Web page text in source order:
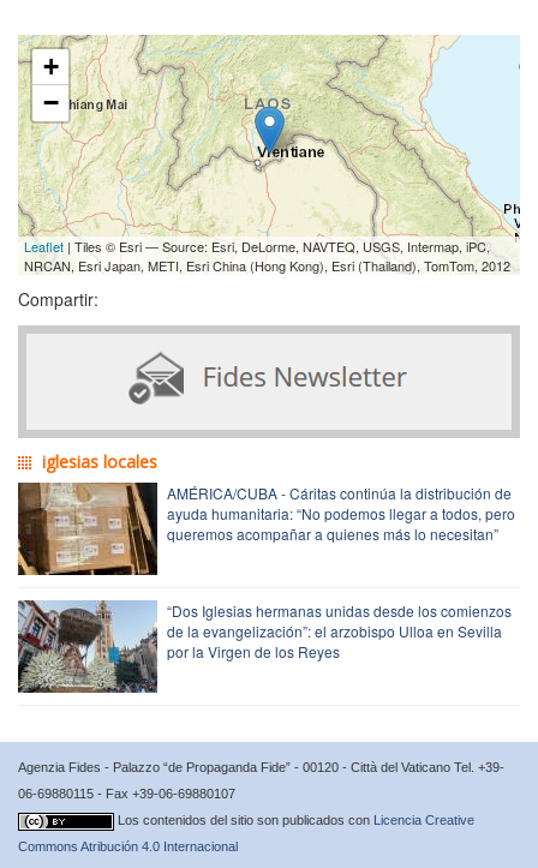
+
−
Leaflet | Tiles © Esri — Source: Esri, DeLorme, NAVTEQ, USGS, Intermap, iPC,
NRCAN, Esri Japan, METI, Esri China (Hong Kong), Esri (Thailand), TomTom, 2012
Compartir:
iglesias locales
AMÉRICA/CUBA - Cáritas continúa la distribución de
ayuda humanitaria: “No podemos llegar a todos, pero
queremos acompañar a quienes más lo necesitan”
“Dos Iglesias hermanas unidas desde los comienzos
de la evangelización”: el arzobispo Ulloa en Sevilla
por la Virgen de los Reyes
Agenzia Fides - Palazzo “de Propaganda Fide” - 00120 - Città del Vaticano Tel. +39-
06-69880115 - Fax +39-06-69880107
Los contenidos del sitio son publicados con Licencia Creative
Commons Atribución 4.0 Internacional